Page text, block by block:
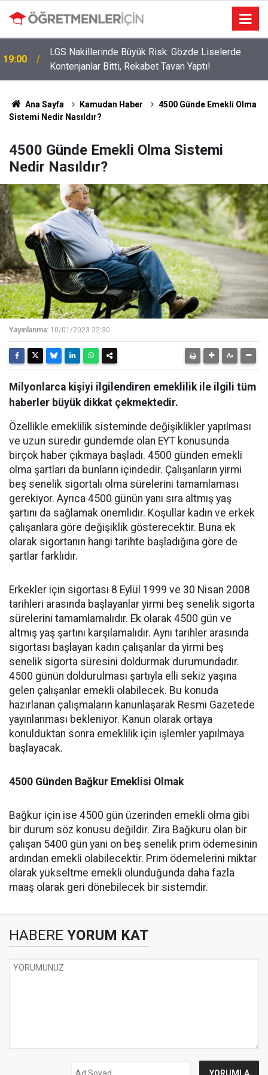
19:00
LGS Nakillerinde Büyük Risk: Gözde Liselerde
Kontenjanlar Bitti, Rekabet Tavan Yaptı!
Ana Sayfa Kamudan Haber
4500 Günde Emekli Olma
Sistemi Nedir Nasıldır?
4500 Günde Emekli Olma Sistemi
Nedir Nasıldır?
Yayınlanma: 10/01/2023 22:30
Milyonlarca kişiyi ilgilendiren emeklilik ile ilgili tüm
haberler büyük dikkat çekmektedir.
Özellikle emeklilik sisteminde değişiklikler yapılması
ve uzun süredir gündemde olan EYT konusunda
birçok haber çıkmaya başladı. 4500 günden emekli
olma şartları da bunların içindedir. Çalışanların yirmi
beş senelik sigortalı olma sürelerini tamamlaması
gerekiyor. Ayrıca 4500 günün yanı sıra altmış yaş
şartını da sağlamak önemlidir. Koşullar kadın ve erkek
çalışanlara göre değişiklik gösterecektir. Buna ek
olarak sigortanın hangi tarihte başladığına göre de
şartlar farklıdır.
Erkekler için sigortası 8 Eylül 1999 ve 30 Nisan 2008
tarihleri arasında başlayanlar yirmi beş senelik sigorta
sürelerini tamamlamalıdır. Ek olarak 4500 gün ve
altmış yaş şartını karşılamalıdır. Aynı tarihler arasında
sigortası başlayan kadın çalışanlar da yirmi beş
senelik sigorta süresini doldurmak durumundadır.
4500 günün doldurulması şartıyla elli sekiz yaşına
gelen çalışanlar emekli olabilecek. Bu konuda
hazırlanan çalışmaların kanunlaşarak Resmi Gazetede
yayınlanması bekleniyor. Kanun olarak ortaya
konulduktan sonra emeklilik için işlemler yapılmaya
başlayacak.
4500 Günden Bağkur Emeklisi Olmak
Bağkur için ise 4500 gün üzerinden emekli olma gibi
bir durum söz konusu değildir. Zira Bağkuru olan bir
çalışan 5400 gün yani on beş senelik prim ödemesinin
ardından emekli olabilecektir. Prim ödemelerini miktar
olarak yükseltme emekli olunduğunda daha fazla
maaş olarak geri dönebilecek bir sistemdir.
HABERE YORUM KAT